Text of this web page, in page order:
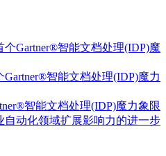
智能文档处理(IDP)魔力
智能文档处理(IDP)魔力象限
动化领域扩展影响力的进一步